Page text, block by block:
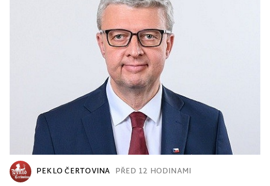
PEKLO ČERTOVINA PŘED 12 HODINAMI